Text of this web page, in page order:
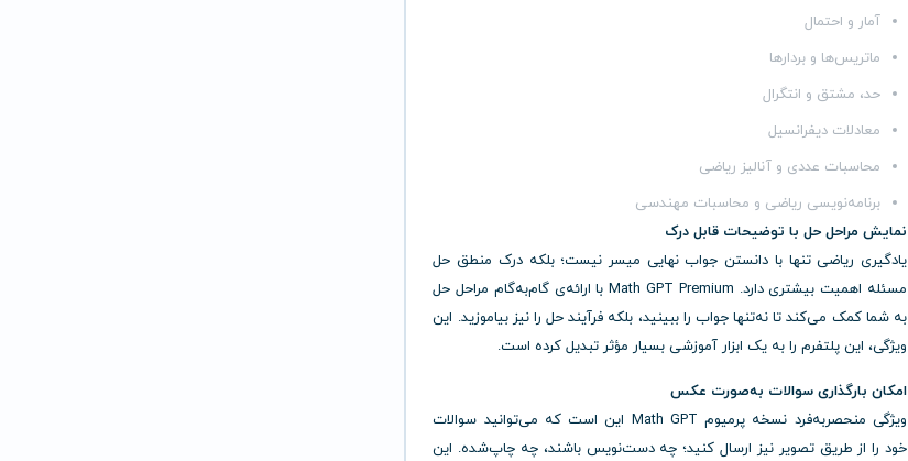
آمار و احتمال
ماتریس‌ها و بردارها
حد، مشتق و انتگرال
معادلات دیفرانسیل
محاسبات عددی و آنالیز ریاضی
برنامه‌نویسی ریاضی و محاسبات مهندسی
نمایش مراحل حل با توضیحات قابل درک
یادگیری ریاضی تنها با دانستن جواب نهایی میسر نیست؛ بلکه درک منطق حل
مسئله اهمیت بیشتری دارد. Math GPT Premium با ارائه‌ی گام‌به‌گام مراحل حل
به شما کمک می‌کند تا نه‌تنها جواب را ببینید، بلکه فرآیند حل را نیز بیاموزید. این
ویژگی، این پلتفرم را به یک ابزار آموزشی بسیار مؤثر تبدیل کرده است.
امکان بارگذاری سوالات به‌صورت عکس
ویژگی منحصر‌به‌فرد نسخه پرمیوم Math GPT این است که می‌توانید سوالات
خود را از طریق تصویر نیز ارسال کنید؛ چه دست‌نویس باشند، چه چاپ‌شده. این